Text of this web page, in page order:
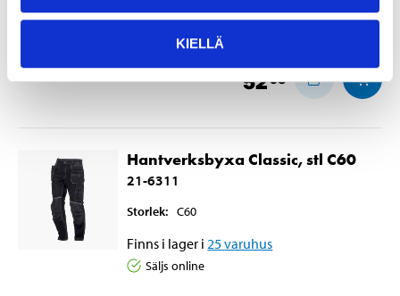
KIELLÄ
5295
Hantverksbyxa Classic, stl C60
21-6311
Storlek: C60
Finns i lager i 25varuhus
Säljs online